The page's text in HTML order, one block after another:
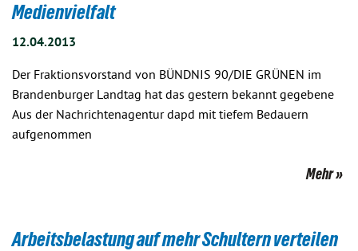
Medienvielfalt
12.04.2013
Der Fraktionsvorstand von BÜNDNIS 90/DIE GRÜNEN im
Brandenburger Landtag hat das gestern bekannt gegebene
Aus der Nachrichtenagentur dapd mit tiefem Bedauern
aufgenommen
Mehr
Arbeitsbelastung auf mehr Schultern verteilen